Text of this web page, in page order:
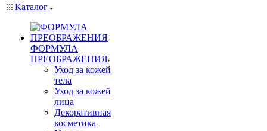
Каталог
ФОРМУЛА
ПРЕОБРАЖЕНИЯ
Уход за кожей
тела
Уход за кожей
лица
Декоративная
косметика